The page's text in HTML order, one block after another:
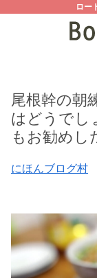
ロー
尾根幹の朝
はどうでし
もお勧めし
にほんブログ村